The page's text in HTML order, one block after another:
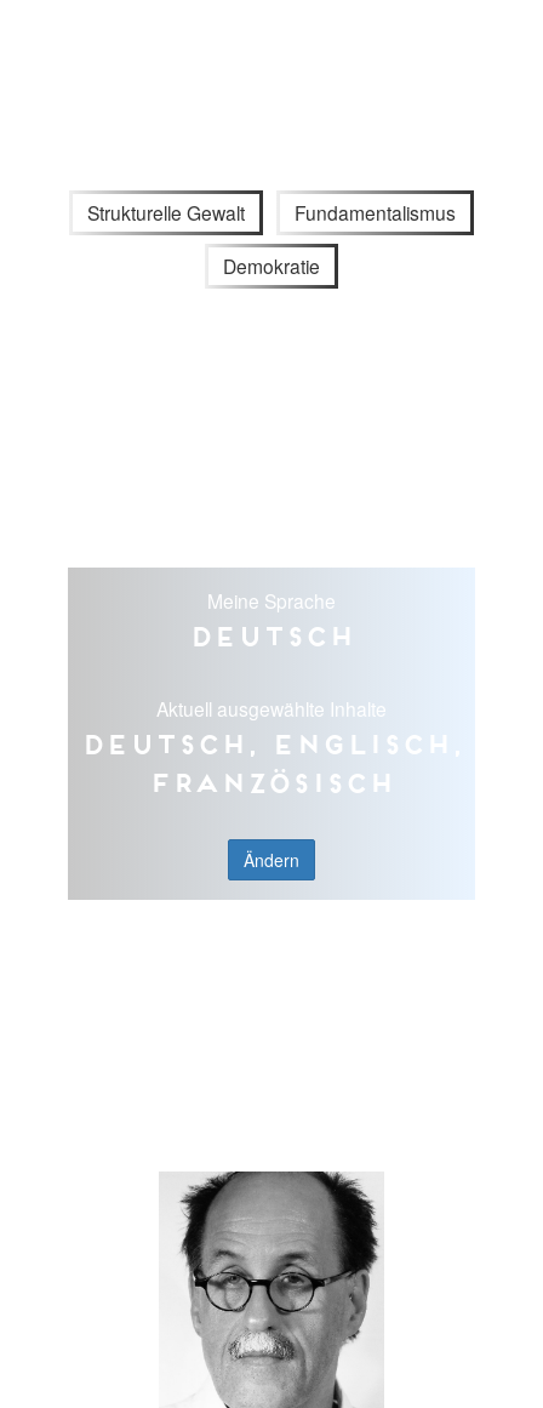
Strukturelle Gewalt Fundamentalismus
Demokratie
Meine Sprache
Deutsch
Aktuell ausgewählte Inhalte
Deutsch, Englisch,
Französisch
Ändern